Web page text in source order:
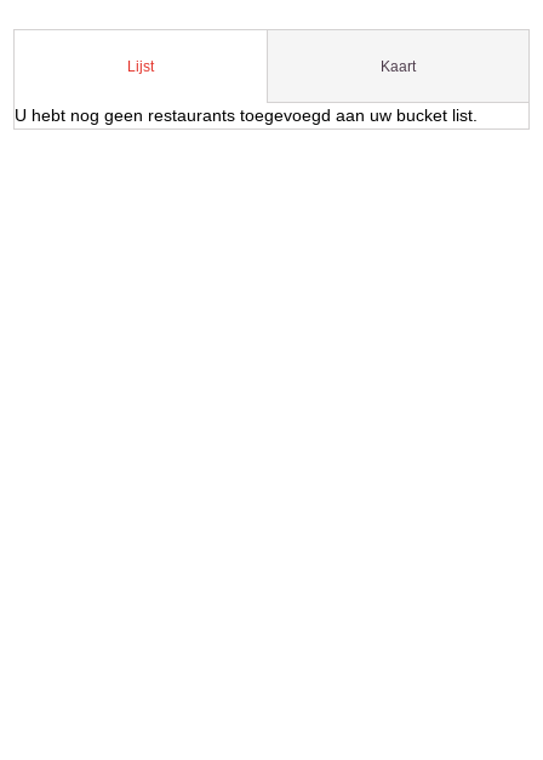
Lijst Kaart
U hebt nog geen restaurants toegevoegd aan uw bucket list.